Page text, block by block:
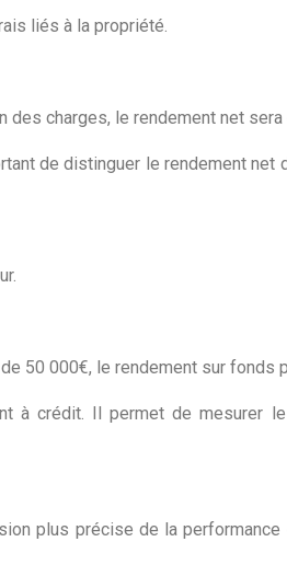
liés à la propriété.
charges, le rendement net sera
de distinguer le rendement
50 000€, le rendement sur fonds
à crédit. Il permet de
plus précise de la